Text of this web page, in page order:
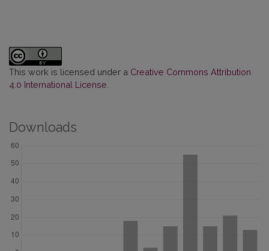
This work is licensed under a Creative Commons Attribution
4.0 International License
Downloads